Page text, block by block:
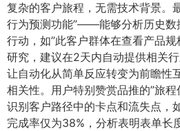
复杂的客户旅程，无需技术背景。
行为预测功能”——能够分析历史数
行动，如”此客户群体在查看产品
研究，建议在2天内自动提供相关
让自动化从简单反应转变为前瞻性
相关性。用户特别赞赏品推的”旅
识别客户路径中的卡点和流失点，
完成率仅为38%，分析表明表单长